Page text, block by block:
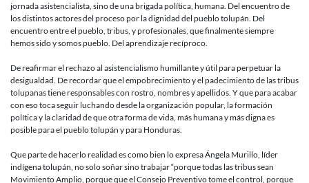
jornada asistencialista, sino de una brigada política, humana. Del encuentro de
los distintos actores del proceso por la dignidad del pueblo tolupán. Del
encuentro entre el pueblo, tribus, y profesionales, que finalmente siempre
hemos sido y somos pueblo. Del aprendizaje recíproco.
De reafirmar el rechazo al asistencialismo humillante y útil para perpetuar la
desigualdad. De recordar que el empobrecimiento y el padecimiento de las tribus
tolupanas tiene responsables con rostro, nombres y apellidos. Y que para acabar
con eso toca seguir luchando desde la organización popular, la formación
política y la claridad de que otra forma de vida, más humana y más digna es
posible para el pueblo tolupán y para Honduras.
Que parte de hacerlo realidad es como bien lo expresa Ángela Murillo, líder
indígena tolupán, no solo soñar sino trabajar “porque todas las tribus sean
Movimiento Amplio, porque que el Consejo Preventivo tome el control, porque